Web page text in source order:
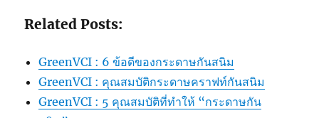
Related Posts:
GreenVCI : 6 ข้อดีของกระดาษกันสนิม
GreenVCI : คุณสมบัติกระดาษคราฟท์กันสนิม
GreenVCI : 5 คุณสมบัติที่ทำให้ “กระดาษกัน